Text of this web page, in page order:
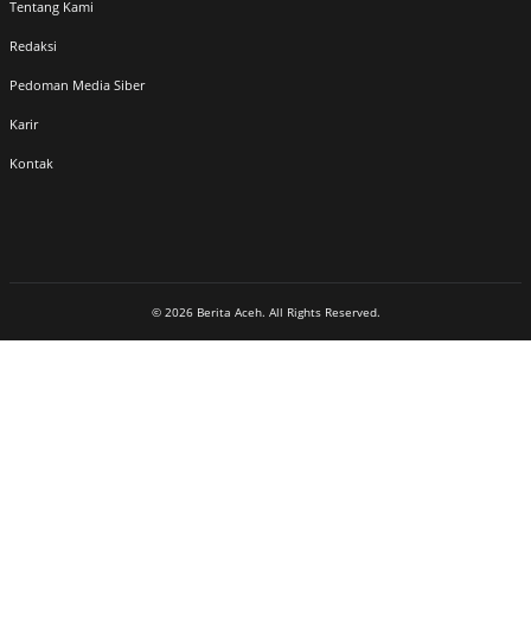
Tentang Kami
Redaksi
Pedoman Media Siber
Karir
Kontak
© 2026 Berita Aceh. All Rights Reserved.